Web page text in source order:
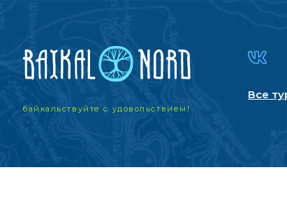
байкальствуйтес удовольствием!
Все